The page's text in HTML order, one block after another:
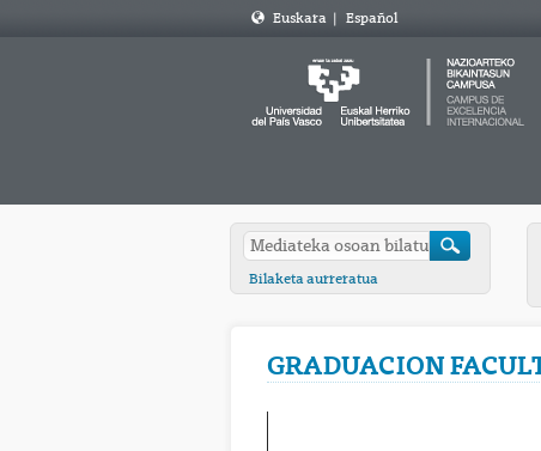
Euskara | Español
Bilaketa aurreratua
GRADUACION